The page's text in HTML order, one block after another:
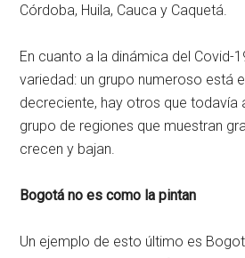
Córdoba, Huila, Cauca y Caquetá.
En cuanto a la dinámica del Covid-
variedad: un grupo numeroso está
decreciente, hay otros que todavía
grupo de regiones que muestran
crecen y bajan.
Bogotá no es como la pintan
Un ejemplo de esto último es